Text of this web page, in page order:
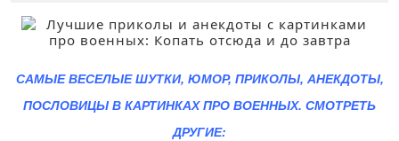
САМЫЕ ВЕСЕЛЫЕ ШУТКИ, ЮМОР, ПРИКОЛЫ, АНЕКДОТЫ,
ПОСЛОВИЦЫ В КАРТИНКАХ ПРО ВОЕННЫХ. СМОТРЕТЬ
ДРУГИЕ: